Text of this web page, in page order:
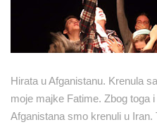
Hirata u Afganistanu. Krenula
moje majke Fatime. Zbog toga
Afganistana smo krenuli u